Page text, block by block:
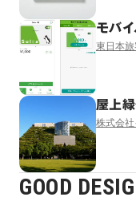
モバ
東日本
屋上
株式会社
GOOD